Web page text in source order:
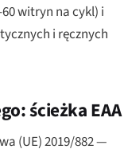
witryn na cykl) i
i ręcznych
ścieżka EAA
(UE) 2019/882 —